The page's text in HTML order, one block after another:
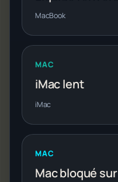
MacBook
MAC
iMac lent
iMac
MAC
Mac bloqué